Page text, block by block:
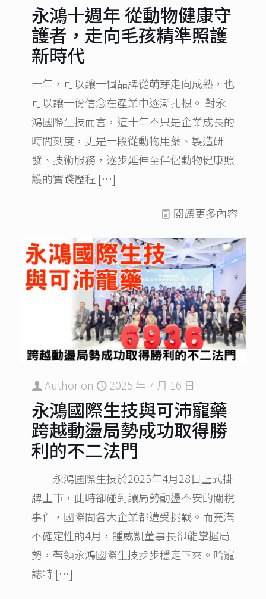
永鴻十週年 從動物健康守
護者，走向毛孩精準照護
新時代
十年，可以讓一個品牌從萌芽走向成熟，也
可以讓一份信念在產業中逐漸扎根。 對永
鴻國際生技而言，這十年不只是企業成長的
時間刻度，更是一段從動物用藥、製造研
發、技術服務，逐步延伸至伴侶動物健康照
護的實踐歷程 […]
閱讀更多內容
Authoron 2025 年 7 月 16 日
永鴻國際生技與可沛寵藥
跨越動盪局勢成功取得勝
利的不二法門
永鴻國際生技於2025年4月28日正式掛
牌上市，此時卻碰到讓局勢動盪不安的關稅
事件，國際間各大企業都遭受挑戰。而充滿
不確定性的4月，鍾威凱董事長卻能掌握局
勢，帶領永鴻國際生技步步穩定下來。哈寵
誌特 […]